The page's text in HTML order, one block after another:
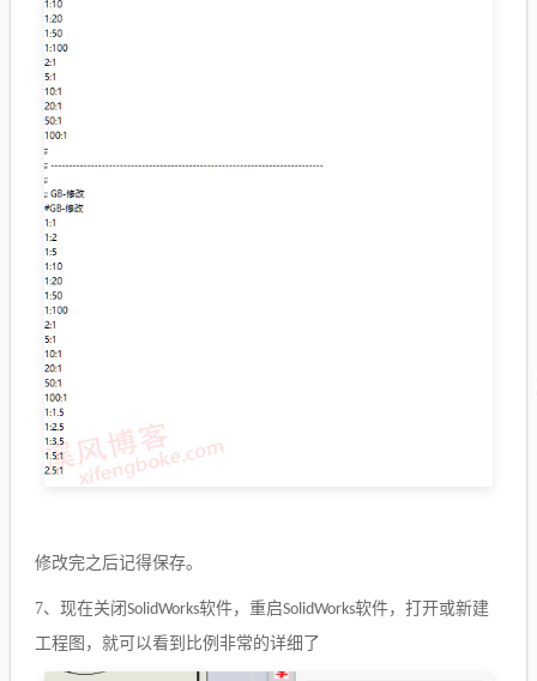
修改完之后记得保存。
7、 现在关闭SolidWorks软件，重启SolidWorks软件，打开或新建
工程图，就可以看到比例非常的详细了